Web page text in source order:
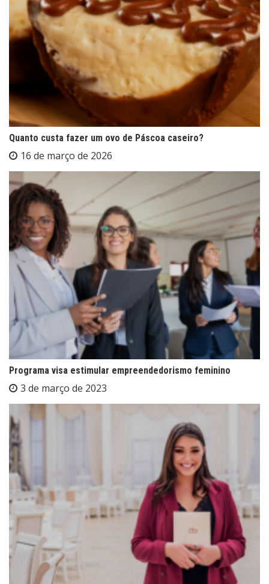
Quanto custa fazer um ovo de Páscoa caseiro?
16 de março de 2026
Programa visa estimular empreendedorismo feminino
3 de março de 2023